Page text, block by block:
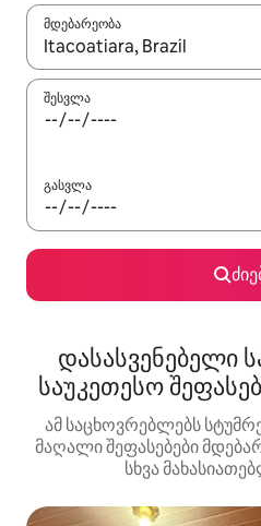
მდებარეობა
როცა შედეგები
შესვლა
გასვლა
დასასვენებელი
საუკეთესო
ამ საცხოვრებლებს
მაღალი შეფასებები
სხვა